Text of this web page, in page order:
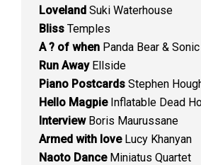
Loveland Suki Waterhouse
Bliss Temples
A ? of when Panda Bear &
Run AwayEllside
Piano Postcards Stephen
Hello MagpieInflatable Dead
InterviewBoris Maurussane
Armed with loveLucy Khanyan
Naoto DanceMiniatus Quartet